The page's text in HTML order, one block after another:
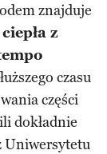
znajduje
z
czasu
części
dokładnie
Uniwersytetu